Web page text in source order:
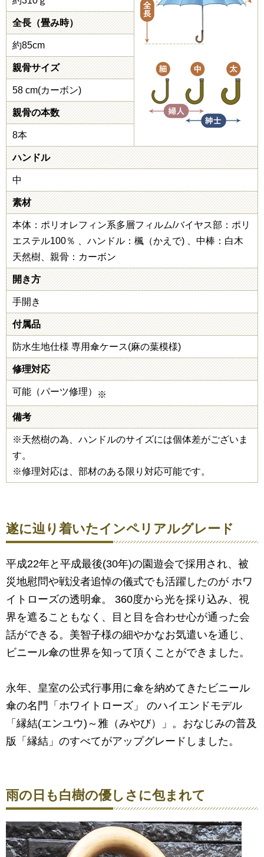
全長（畳み時）
約85cm
親骨サイズ
58 cm(カーボン)
親骨の本数
8本
ハンドル
中
素材
本体：ポリオレフィン系多層フィルム/バイヤス部：ポリ
エステル100％ 、ハンドル：楓（かえで) 、中棒：白木
天然樹、親骨：カーボン
開き方
手開き
付属品
防水生地仕様 専用傘ケース(麻の葉模様)
修理対応
可能（パーツ修理） ※
備考
※天然樹の為、ハンドルのサイズには個体差がございま
す。
※修理対応は、部材のある限り対応可能です。
遂に辿り着いたインペリアルグレード
平成22年と平成最後(30年)の園遊会で採用され、被
災地慰問や戦没者追悼の儀式でも活躍したのが ホワ
イトローズの透明傘。 360度から光を採り込み、視
界を遮ることもなく、目と目を合わせ心が通った会
話ができる。美智子様の細やかなお気遣いを通じ、
ビニール傘の世界を知って頂くことができました。
永年、皇室の公式行事用に傘を納めてきたビニール
傘の名門「ホワイトローズ」 のハイエンドモデル
「縁結(エンユウ)～雅（みやび）」。おなじみの普及
版「縁結」のすべてがアップグレードしました。
雨の日も白樹の優しさに包まれて